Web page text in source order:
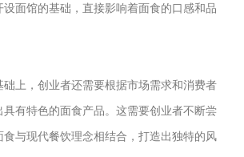
面馆的基础，直接影响着面食的口感和品
上，创业者还需要根据市场需求和消费者
具有特色的面食产品。这需要创业者不断尝
与现代餐饮理念相结合，打造出独特的风